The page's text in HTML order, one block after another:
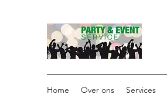
Home Over ons Services